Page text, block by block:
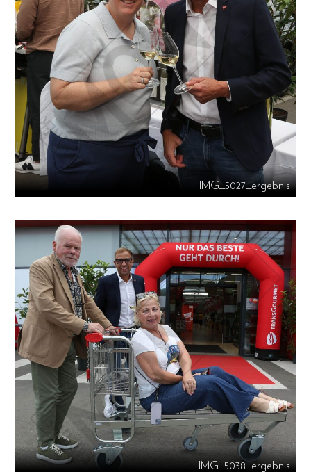
IMG_5027_ergebnis
IMG_5038_ergebnis